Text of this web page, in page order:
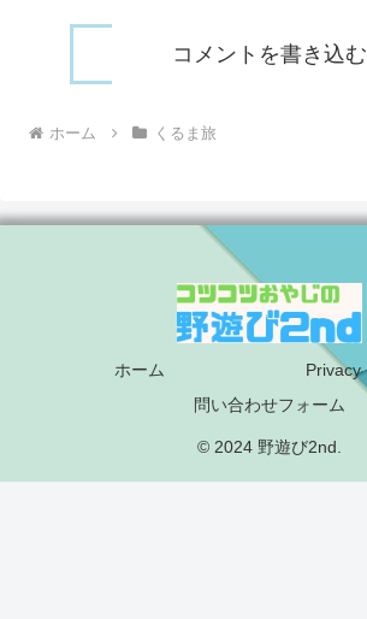
コメントを書き込む
ホーム くるま旅
ホーム
Privacy
問い合わせフォーム
© 2024 野遊び2nd.